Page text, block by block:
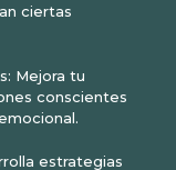
ciertas
Mejora tu
conscientes
estrategias